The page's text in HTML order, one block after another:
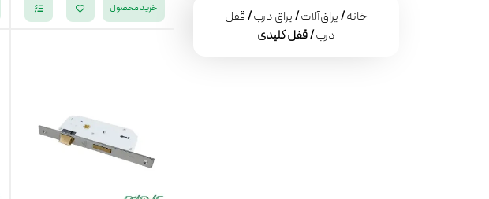
خانه/یراق‌آلات/یراق درب/قفل
درب/ قفل کلیدی
خرید محصول